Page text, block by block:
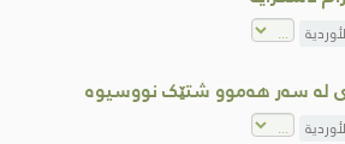
لە سەر هەموو شتێک نووسیوە